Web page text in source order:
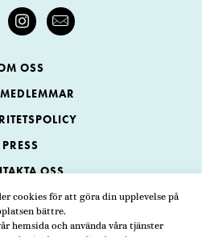
cookies för att göra din upplevelse på
bättre.
hemsida och använda våra tjänster
OSS
PRESS
OSS
Hus och Parker